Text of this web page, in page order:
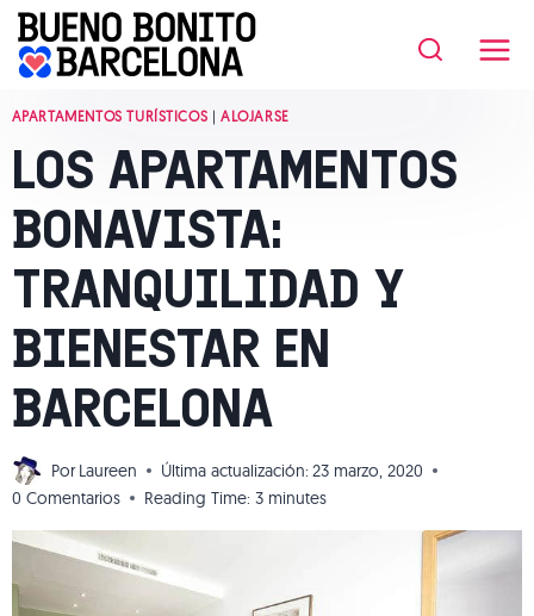
Saltar
contenido
APARTAMENTOS TURÍSTICOS |ALOJARSE
LOS APARTAMENTOS
BONAVISTA:
TRANQUILIDAD Y
BIENESTAR EN
BARCELONA
Por Laureen Última actualización: 23 marzo, 2020
0 Comentarios
Reading Time: 3 minutes